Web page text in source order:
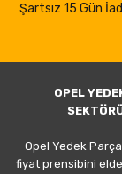
Şartsız 15 Gün
OPEL
Opel Yedek
fiyat prensibini